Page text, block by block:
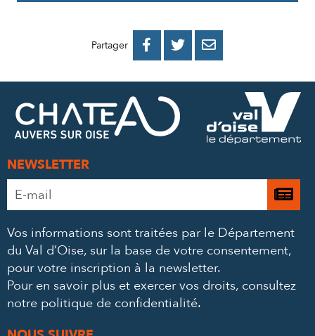
Partager 
PARTAGER
FACEBOOK
PARTAGER
PARTAGER
MAIL
NEWSLETTER
Adresse
e-
*
Je
à
Vos informations sont traitées par le Département
du Val d’Oise, sur la base de votre consentement,
pour votre inscription à la newsletter.
Pour en savoir plus et exercer vos droits, consultez
notre politique de confidentialité.